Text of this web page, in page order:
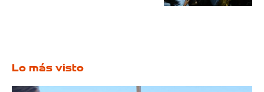
Lo más visto